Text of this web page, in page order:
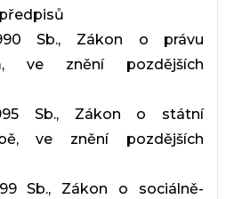
Sb., Zákon o právu
ve znění pozdějších
Sb., Zákon o státní
ve znění pozdějších
Sb., Zákon o sociálně-